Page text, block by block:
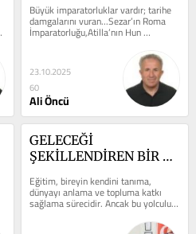
Büyük imparatorluklar vardır; tarihe
damgalarını vuran...Sezar’ın Roma
İmparatorluğu,Atilla’nın Hun
İmparatorluğu,Cengiz Han’ın...
23.10.2025
60
Ali Öncü
GELECEĞİ
ŞEKİLLENDİREN BİR
Eğitim, bireyin kendini tanıma,
dünyayı anlama ve topluma katkı
sağlama sürecidir. Ancak bu yolculuk,
yalnızca bilgi aktaran bir sistemle...